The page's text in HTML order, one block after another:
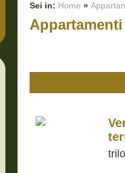
Sei in: Home »